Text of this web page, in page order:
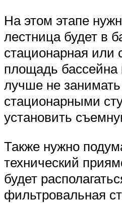
На этом этапе
лестница будет в
стационарная или
площадь
лучше не
стационарными
установить
Также нужно
технический
будет
фильтровальная